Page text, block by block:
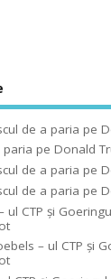
de a paria pe
paria pe Donald
de a paria pe
de a paria pe
ul CTP şi
– ul CTP şi